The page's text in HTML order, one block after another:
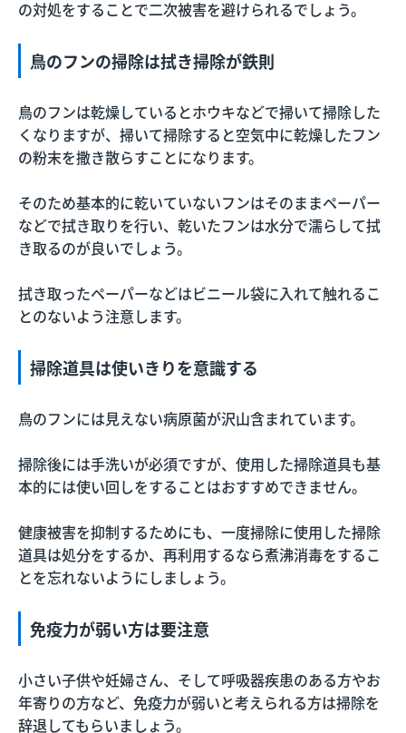
の対処をすることで二次被害を避けられるでしょう。
鳥のフンの掃除は拭き掃除が鉄則
鳥のフンは乾燥しているとホウキなどで掃いて掃除した
くなりますが、掃いて掃除すると空気中に乾燥したフン
の粉末を撒き散らすことになります。
そのため基本的に乾いていないフンはそのままペーパー
などで拭き取りを行い、乾いたフンは水分で濡らして拭
き取るのが良いでしょう。
拭き取ったペーパーなどはビニール袋に入れて触れるこ
とのないよう注意します。
掃除道具は使いきりを意識する
鳥のフンには見えない病原菌が沢山含まれています。
掃除後には手洗いが必須ですが、使用した掃除道具も基
本的には使い回しをすることはおすすめできません。
健康被害を抑制するためにも、一度掃除に使用した掃除
道具は処分をするか、再利用するなら煮沸消毒をするこ
とを忘れないようにしましょう。
免疫力が弱い方は要注意
小さい子供や妊婦さん、そして呼吸器疾患のある方やお
年寄りの方など、免疫力が弱いと考えられる方は掃除を
辞退してもらいましょう。